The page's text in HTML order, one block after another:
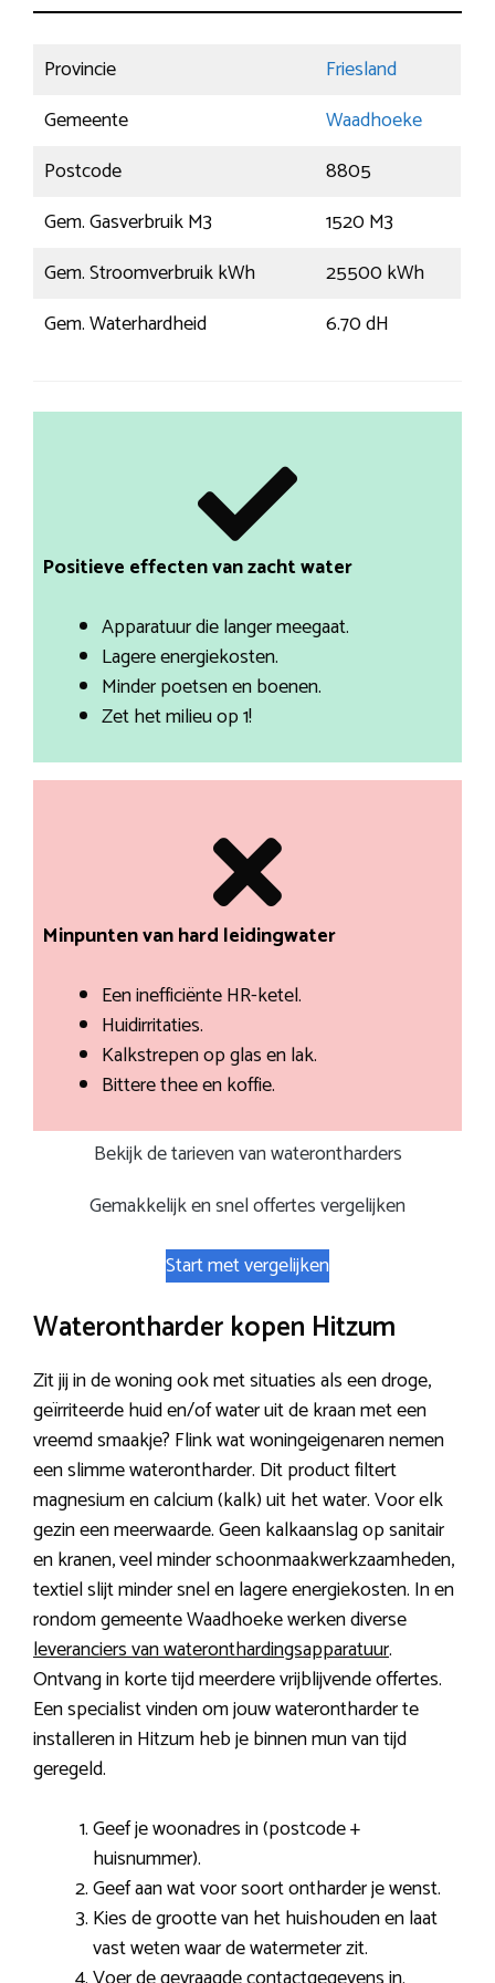
Provincie
Friesland
Gemeente
Waadhoeke
Postcode
8805
Gem. Gasverbruik M3
1520 M3
Gem. Stroomverbruik kWh
25500 kWh
Gem. Waterhardheid
6.70 dH
Positieve effecten van zacht water
Apparatuur die langer meegaat.
Lagere energiekosten.
Minder poetsen en boenen.
Zet het milieu op 1!
Minpunten van hard leidingwater
Een inefficiënte HR-ketel.
Huidirritaties.
Kalkstrepen op glas en lak.
Bittere thee en koffie.
Bekijk de tarieven van waterontharders
Gemakkelijk en snel offertes vergelijken
Start met vergelijken
Waterontharder kopen Hitzum
Zit jij in de woning ook met situaties als een droge,
geïrriteerde huid en/of water uit de kraan met een
vreemd smaakje? Flink wat woningeigenaren nemen
een slimme waterontharder. Dit product filtert
magnesium en calcium (kalk) uit het water. Voor elk
gezin een meerwaarde. Geen kalkaanslag op sanitair
en kranen, veel minder schoonmaakwerkzaamheden,
textiel slijt minder snel en lagere energiekosten. In en
rondom gemeente Waadhoeke werken diverse
leveranciers van wateronthardingsapparatuur.
Ontvang in korte tijd meerdere vrijblijvende offertes.
Een specialist vinden om jouw waterontharder te
installeren in Hitzum heb je binnen mun van tijd
geregeld.
Geef je woonadres in (postcode +
huisnummer).
Geef aan wat voor soort ontharder je wenst.
Kies de grootte van het huishouden en laat
vast weten waar de watermeter zit.